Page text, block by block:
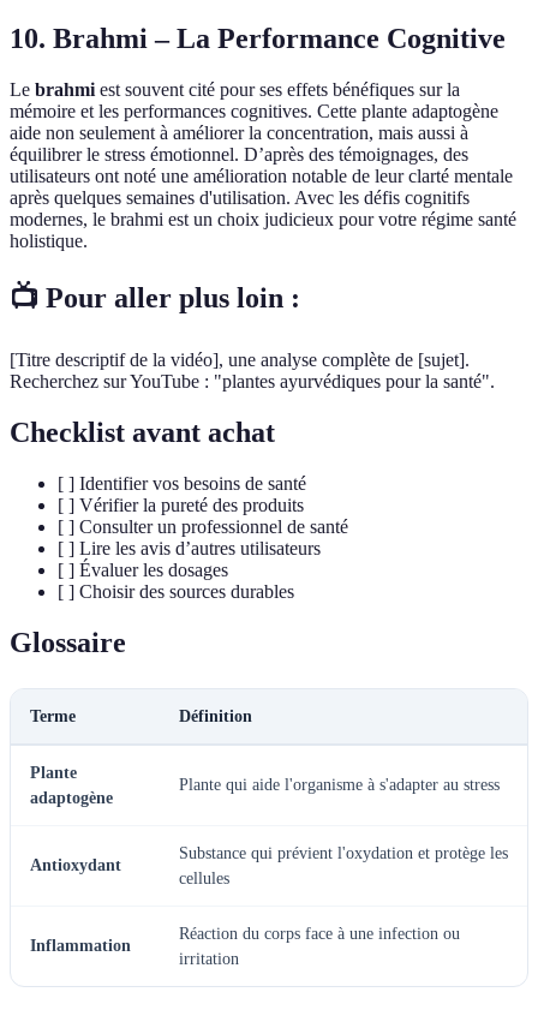
10. Brahmi– La Performance Cognitive
Le brahmi est souvent cité pour ses effets bénéfiques sur la
mémoire et les performances cognitives. Cette plante adaptogène
aide non seulement à améliorer la concentration, mais aussi à
équilibrer le stress émotionnel. D’après des témoignages, des
utilisateurs ont noté une amélioration notable de leur clarté mentale
après quelques semaines d'utilisation. Avec les défis cognitifs
modernes, le brahmi est un choix judicieux pour votre régime santé
holistique.
📺 Pour aller plus loin :
[Titre descriptif de la vidéo], une analyse complète de [sujet].
Recherchez sur YouTube : "plantes ayurvédiques pour la santé".
Checklist avant achat
[ ] Identifier vos besoins de santé
[ ] Vérifier la pureté des produits
[ ] Consulter un professionnel de santé
[ ] Lire les avis d’autres utilisateurs
[ ] Évaluer les dosages
[ ] Choisir des sources durables
Glossaire
Terme Définition
Plante
adaptogène
Plante qui aide l'organisme à s'adapter au stress
Antioxydant
Substance qui prévient l'oxydation et protège les
cellules
Inflammation
Réaction du corps face à une infection ou
irritation